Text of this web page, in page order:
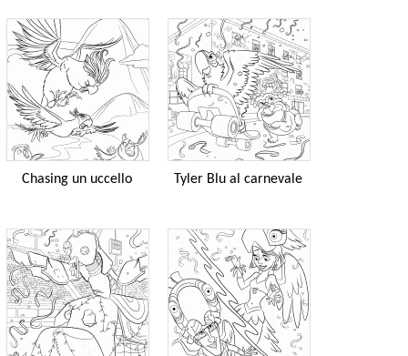
Chasing un uccello Tyler Blu al carnevale